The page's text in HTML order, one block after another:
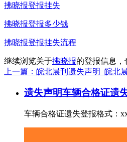
拂晓报登报挂失
拂晓报登报多少钱
拂晓报登报挂失流程
继续浏览关于拂晓报的登报信息，
上一篇：皖北晨刊遗失声明_皖北
遗失声明车辆合格证遗
车辆合格证遗失登报格式：